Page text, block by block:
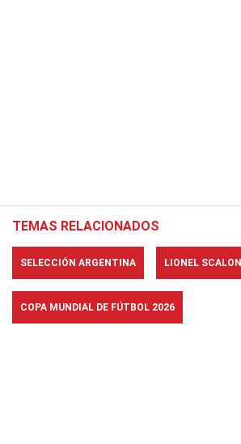
TEMAS RELACIONADOS
SELECCIÓN ARGENTINA LIONEL SCALONI
COPA MUNDIAL DE FÚTBOL 2026